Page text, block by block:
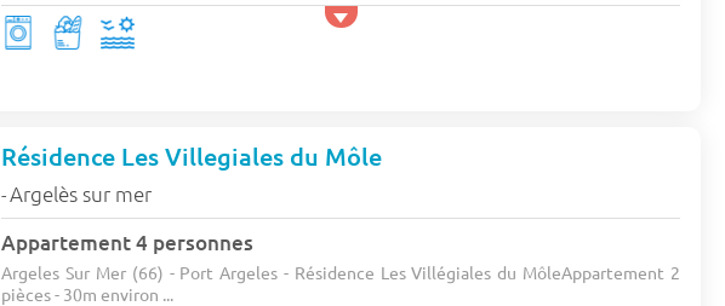
Résidence Les Villegiales du Môle
-Argelès sur mer
Appartement 4 personnes
Argeles Sur Mer (66) - Port Argeles - Résidence Les Villégiales du MôleAppartement 2
pièces - 30m environ ...